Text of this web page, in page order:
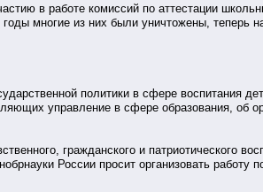
в работе комиссий по аттестации
многие из них были уничтожены, теперь
политики в сфере воспитания
управление в сфере образования, об
гражданского и патриотического
России просит организовать работу